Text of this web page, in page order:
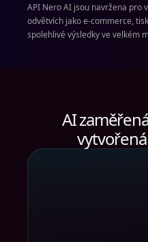
API Nero AI jsou navržena pro
odvětvích jako e-commerce,
spolehlivé výsledky ve velkém
AI